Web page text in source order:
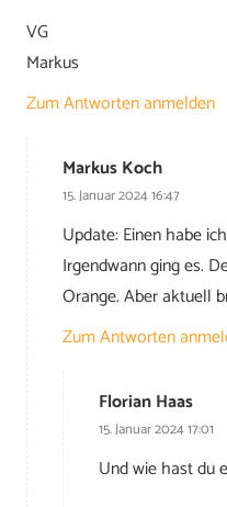
VG
Markus
Zum Antworten anmelden
Markus Koch
15. Januar 2024 16:47
Update: Einen habe
Irgendwann ging es.
Orange. Aber aktuell
Zum Antworten
Florian Haas
15. Januar 2024 17:01
Und wie hast du